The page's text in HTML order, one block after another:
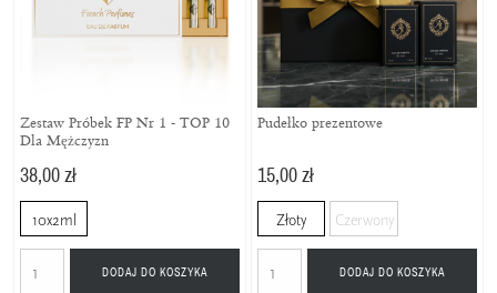
Zestaw Próbek FP Nr 1 - TOP 10
Dla Mężczyzn
38,00 zł
10x2ml
DODAJ DO KOSZYKA
Pudełko prezentowe
15,00 zł
Złoty Czerwony
DODAJ DO KOSZYKA